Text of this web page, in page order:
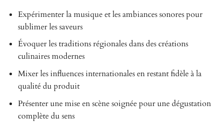
Expérimenter la musique et les ambiances sonores pour
sublimer les saveurs
Évoquer les traditions régionales dans des créations
culinaires modernes
Mixer les influences internationales en restant fidèle à la
qualité du produit
Présenter une mise en scène soignée pour une dégustation
complète du sens